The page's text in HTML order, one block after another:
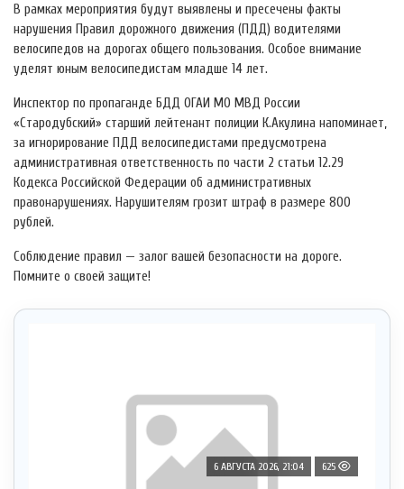
В рамках мероприятия будут выявлены и пресечены факты
нарушения Правил дорожного движения (ПДД) водителями
велосипедов на дорогах общего пользования. Особое внимание
уделят юным велосипедистам младше 14 лет.
Инспектор по пропаганде БДД ОГАИ МО МВД России
«Стародубский» старший лейтенант полиции К.Акулина напоминает,
за игнорирование ПДД велосипедистами предусмотрена
административная ответственность по части 2 статьи 12.29
Кодекса Российской Федерации об административных
правонарушениях. Нарушителям грозит штраф в размере 800
рублей.
Соблюдение правил — залог вашей безопасности на дороге.
Помните о своей защите!
6 АВГУСТА 2026, 21:04 625